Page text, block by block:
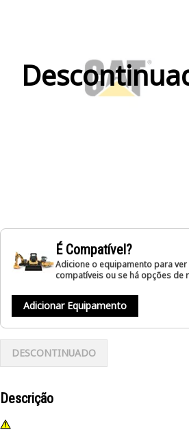
É Compatível?
Adicione o equipamento para
compatíveis ou se há opções de
Adicionar Equipamento
DESCONTINUADO
Descrição